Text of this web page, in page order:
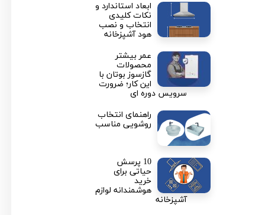
ابعاد استاندارد و
نکات کلیدی
انتخاب و نصب
هود آشپزخانه
عمر بیشتر
محصولات
گازسوز بوتان با
این کار؛ ضرورت
سرویس دوره ای
راهنمای انتخاب
روشویی مناسب
10 پرسش
حیاتی برای
خرید
هوشمندانه لوازم
آشپزخانه